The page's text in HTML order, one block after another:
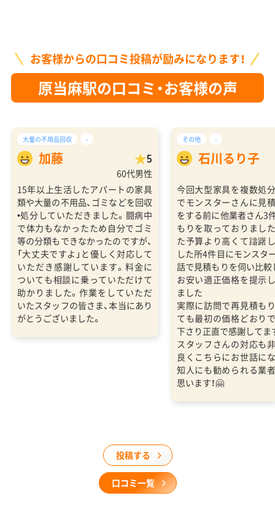
お客様からの口コミ投稿が励みになります！
原当麻駅の口コミ・お客様の声
大量の不用品回収 -
加藤 5
60代男性
15年以上生活したアパートの家具
類や大量の不用品、ゴミなどを回収
•処分していただきました。闘病中
で体力もなかったため自分でゴミ
等の分類もできなかったのですが、
「大丈夫ですよ」と優しく対応して
いただき感謝しています。料金に
ついても相談に乗っていただけて
助かりました。作業をしていただ
いたスタッフの皆さま、本当にあり
がとうございました。
その他 -
石川るり子
今回大型家具を複数処
でモンスターさんに見
をする前に他業者さん3
もりを取っておりまし
た予算より高くて躊躇
した所4件目にモンスタ
話で見積もりを伺い比
お安い適正価格を提示
ました
実際に訪問で再見積も
ても最初の価格どおり
下さり正直で感謝してま
スタッフさんの対応も
良くこちらにお世話に
知人にも勧められる業
思います！🤗
投稿する
口コミ一覧